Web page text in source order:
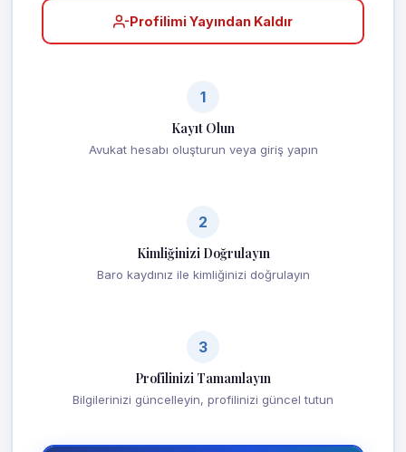
Profilimi Yayından Kaldır
1
Kayıt Olun
Avukat hesabı oluşturun veya giriş yapın
2
Kimliğinizi Doğrulayın
Baro kaydınız ile kimliğinizi doğrulayın
3
Profilinizi Tamamlayın
Bilgilerinizi güncelleyin, profilinizi güncel tutun